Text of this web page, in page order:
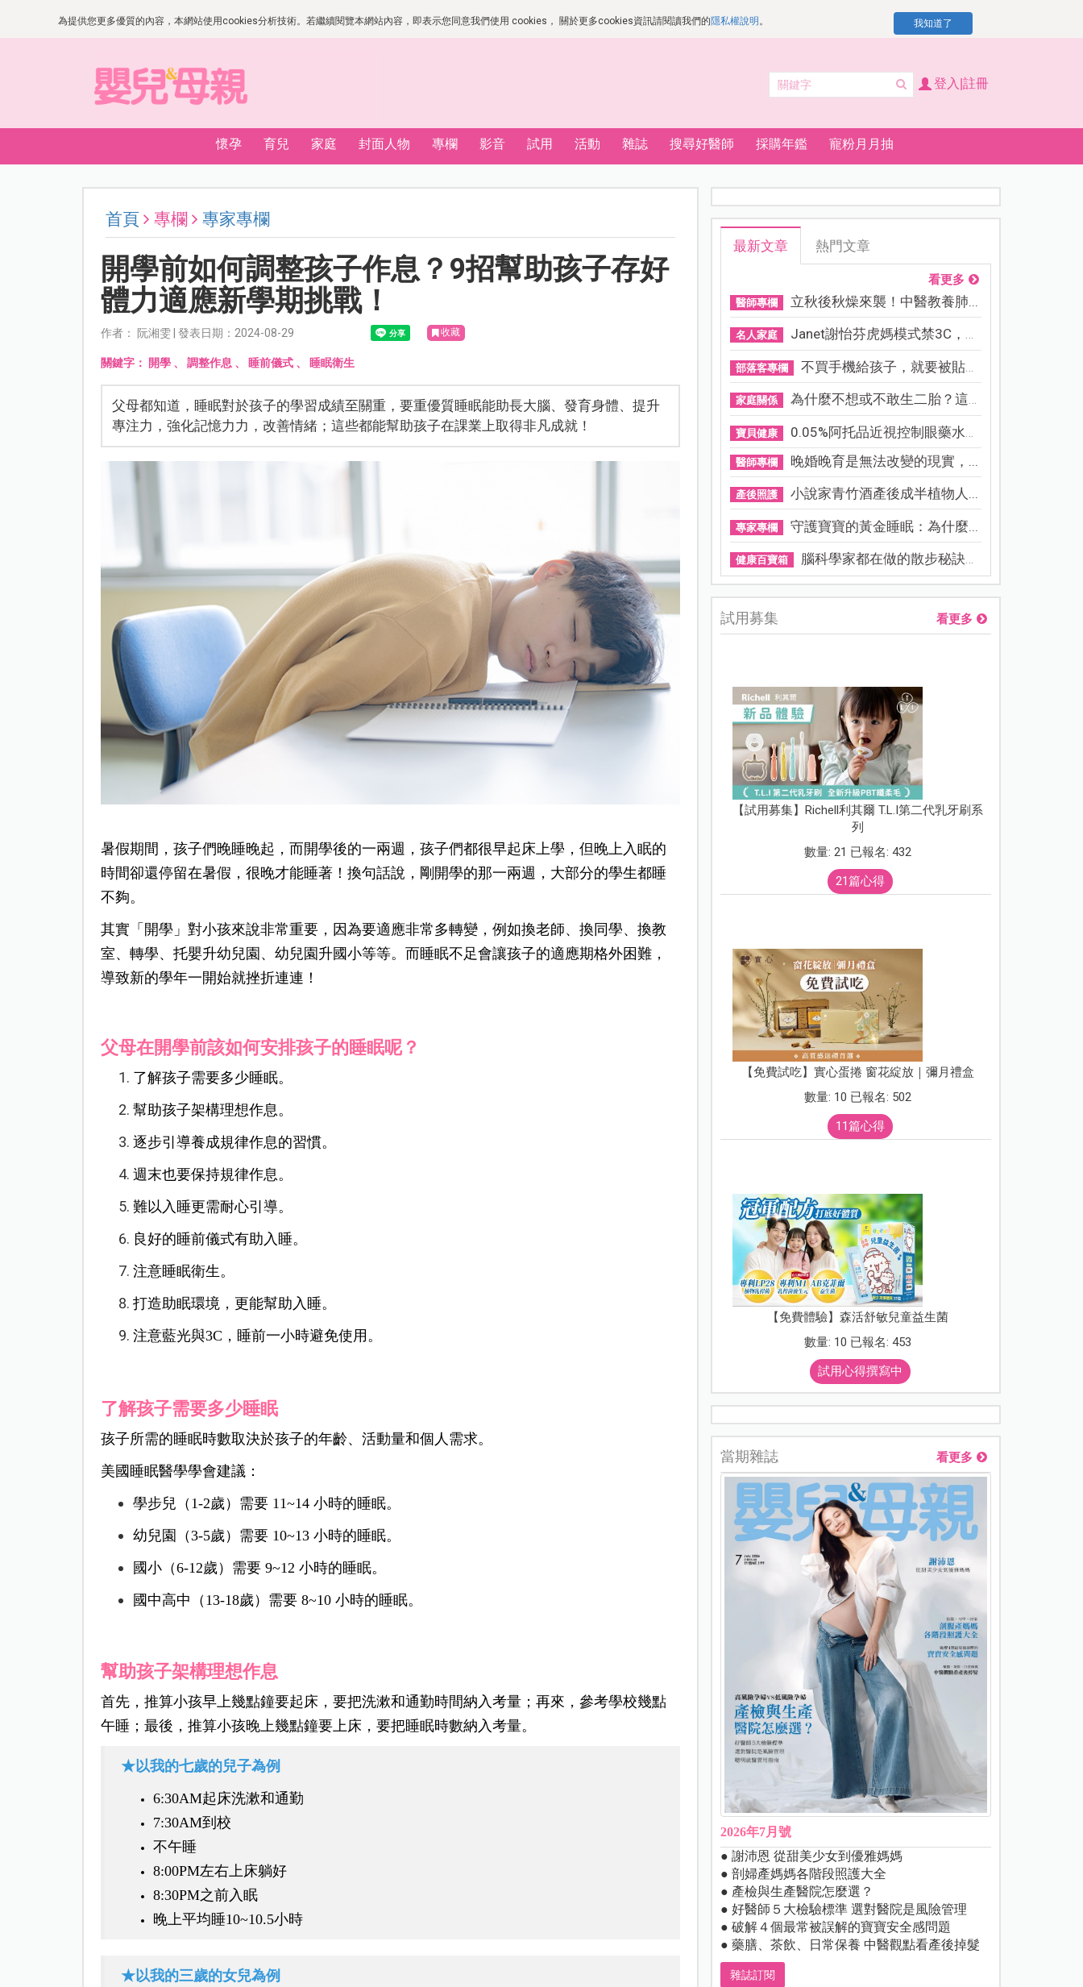
為提供您更多優質的內容，本網站使用cookies分析技術。若繼續閱覽本網站內容，即表示您同意我們使用 cookies， 關於更多cookies資訊請閱讀我們的隱私權說明 。 我知道了
登入|註冊
懷孕 育兒 家庭 封面人物 專欄 影音 試用 活動 雜誌 搜尋好醫師 採購年鑑 寵粉月月抽
首頁 專欄 專家專欄
開學前如何調整孩子作息？9招幫助孩子存好
體力適應新學期挑戰！
作者： 阮湘雯 | 發表日期：2024-08-29 收藏
關鍵字： 開學、 調整作息 、 睡前儀式、 睡眠衛生
父母都知道，睡眠對於孩子的學習成績至關重，要重優質睡眠能助長大腦、發育身體、提升
專注力，強化記憶力力，改善情緒；這些都能幫助孩子在課業上取得非凡成就！
暑假期間，孩子們晚睡晚起，而開學後的一兩週，孩子們都很早起床上學，但晚上入眠的
時間卻還停留在暑假，很晚才能睡著！換句話說，剛開學的那一兩週，大部分的學生都睡
不夠。
其實「開學」對小孩來說非常重要，因為要適應非常多轉變，例如換老師、換同學、換教
室、轉學、托嬰升幼兒園、幼兒園升國小等等。而睡眠不足會讓孩子的適應期格外困難，
導致新的學年一開始就挫折連連！
父母在開學前該如何安排孩子的睡眠呢？
了解孩子需要多少睡眠。
幫助孩子架構理想作息。
逐步引導養成規律作息的習慣。
週末也要保持規律作息。
難以入睡更需耐心引導。
良好的睡前儀式有助入睡。
注意睡眠衛生。
打造助眠環境，更能幫助入睡。
注意藍光與3C，睡前一小時避免使用。
了解孩子需要多少睡眠
孩子所需的睡眠時數取決於孩子的年齡、活動量和個人需求。
美國睡眠醫學學會建議：
學步兒（1-2歲）需要 11~14 小時的睡眠。
幼兒園（3-5歲）需要 10~13 小時的睡眠。
國小（6-12歲）需要 9~12 小時的睡眠。
國中高中（13-18歲）需要 8~10 小時的睡眠。
幫助孩子架構理想作息
首先，推算小孩早上幾點鐘要起床，要把洗漱和通勤時間納入考量；再來，參考學校幾點
午睡；最後，推算小孩晚上幾點鐘要上床，要把睡眠時數納入考量。
★以我的七歲的兒子為例
6:30AM起床洗漱和通勤
7:30AM到校
不午睡
8:00PM左右上床躺好
8:30PM之前入眠
晚上平均睡10~10.5小時
★以我的三歲的女兒為例
最新文章 熱門文章
看更多
醫師專欄 立秋後秋燥來襲！中醫教養肺...
名人家庭 Janet謝怡芬虎媽模式禁3C，看...
部落客專欄 不買手機給孩子，就要被貼「...
家庭關係 為什麼不想或不敢生二胎？這8...
寶貝健康 0.05%阿托品近視控制眼藥水納...
醫師專欄 晚婚晚育是無法改變的現實，...
產後照護 小說家青竹酒產後成半植物人...
專家專欄 守護寶寶的黃金睡眠：為什麼...
健康百寶箱 腦科學家都在做的散步秘訣！...
試用募集 看更多
【試用募集】Richell利其爾 T.L.I第二代乳牙刷系
列
數量: 21 已報名: 432
21篇心得
【免費試吃】實心蛋捲 窗花綻放｜彌月禮盒
數量: 10 已報名: 502
11篇心得
【免費體驗】森活舒敏兒童益生菌
數量: 10 已報名: 453
試用心得撰寫中
當期雜誌 看更多
2026年7月號
● 謝沛恩 從甜美少女到優雅媽媽
● 剖婦產媽媽各階段照護大全
● 產檢與生產醫院怎麼選？
● 好醫師５大檢驗標準 選對醫院是風險管理
● 破解４個最常被誤解的寶寶安全感問題
● 藥膳、茶飲、日常保養 中醫觀點看產後掉髮
雜誌訂閱